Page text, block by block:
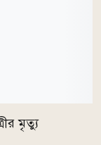
মৃত্যু